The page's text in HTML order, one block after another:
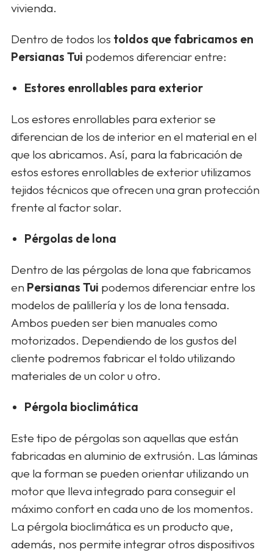
vivienda.
Dentro de todos los toldos que fabricamos en
Persianas Tui podemos diferenciar entre:
Estores enrollables para exterior
Los estores enrollables para exterior se
diferencian de los de interior en el material en el
que los abricamos. Así, para la fabricación de
estos estores enrollables de exterior utilizamos
tejidos técnicos que ofrecen una gran protección
frente al factor solar.
Pérgolas de lona
Dentro de las pérgolas de lona que fabricamos
en Persianas Tui podemos diferenciar entre los
modelos de palillería y los de lona tensada.
Ambos pueden ser bien manuales como
motorizados. Dependiendo de los gustos del
cliente podremos fabricar el toldo utilizando
materiales de un color u otro.
Pérgola bioclimática
Este tipo de pérgolas son aquellas que están
fabricadas en aluminio de extrusión. Las láminas
que la forman se pueden orientar utilizando un
motor que lleva integrado para conseguir el
máximo confort en cada uno de los momentos.
La pérgola bioclimática es un producto que,
además, nos permite integrar otros dispositivos